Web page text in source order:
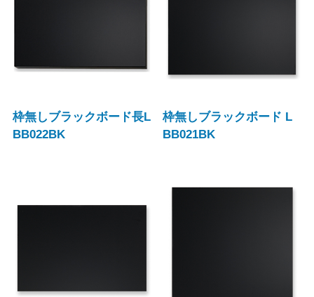
枠無しブラックボード長L
BB022BK
枠無しブラックボード L
BB021BK